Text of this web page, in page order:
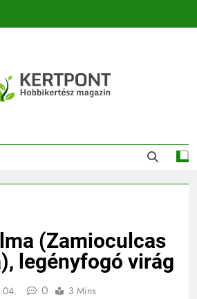
Kertészeti
Magazin |
És
(Zamioculcas
legényfogó virág
0 3 Mins